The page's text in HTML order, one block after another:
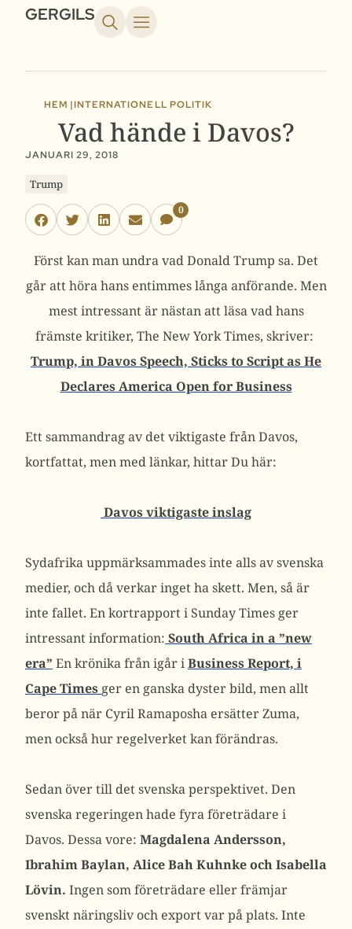
GERGILS
HEM |INTERNATIONELL POLITIK
Vad hände i Davos?
JANUARI 29, 2018
Trump
0
Först kan man undra vad Donald Trump sa. Det
går att höra hans entimmes långa anförande. Men
mest intressant är nästan att läsa vad hans
främste kritiker, The New York Times, skriver:
Trump, in Davos Speech, Sticks to Script as He
Declares America Open for Business
Ett sammandrag av det viktigaste från Davos,
kortfattat, men med länkar, hittar Du här:
Davos viktigaste inslag
Sydafrika uppmärksammades inte alls av svenska
medier, och då verkar inget ha skett. Men, så är
inte fallet. En kortrapport i Sunday Times ger
intressant information: South Africa in a ”new
era” En krönika från igår iBusiness Report, i
Cape Times ger en ganska dyster bild, men allt
beror på när Cyril Ramaposha ersätter Zuma,
men också hur regelverket kan förändras.
Sedan över till det svenska perspektivet. Den
svenska regeringen hade fyra företrädare i
Davos. Dessa vore: Magdalena Andersson,
Ibrahim Baylan, Alice Bah Kuhnke och Isabella
Lövin. Ingen som företrädare eller främjar
svenskt näringsliv och export var på plats. Inte